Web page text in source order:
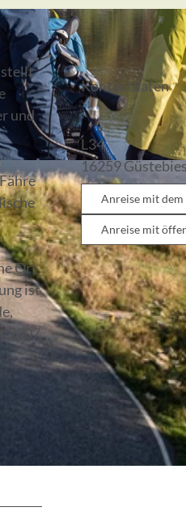
stellt
und
Ort
ist
2007
Kontaktdaten
L34
16259
Anreise mit
Anreise mit